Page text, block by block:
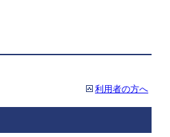
利用者の方へ